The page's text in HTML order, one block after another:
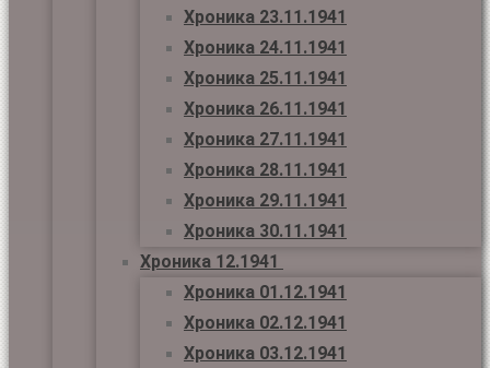
Хроника 23.11.1941
Хроника 24.11.1941
Хроника 25.11.1941
Хроника 26.11.1941
Хроника 27.11.1941
Хроника 28.11.1941
Хроника 29.11.1941
Хроника 30.11.1941
Хроника 12.1941
Хроника 01.12.1941
Хроника 02.12.1941
Хроника 03.12.1941